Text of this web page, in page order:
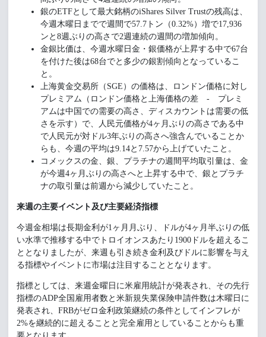
銀のETFとして最大銘柄のiShares Silver Trustの残高は、
今週木曜日までで週間で57.7トン（0.32%）増で17,936
ンと8週ぶりの高さで2週連続の週間の増加傾向。
金銀比価は、今週水曜日金・銀価格が上昇する中で67台
を付けた後は68台でと多少の銀割傾向となっているこ
と。
上海黄金交易所（SGE）の価格は、ロンドン価格に対し
プレミアム（ロンドン価格と上海価格の差 - プレミ
アムは中国での需要の高さ、ディスカウントは需要の低
さを示す）で、人民元価格が4ヶ月ぶりの高さである中
で人民元が対ドル3年ぶりの高さへ強含んでいることか
らも、今週の平均は9.14と7.57から上げていたこと。
コメックスの金、銀、プラチナの週間平均取引量は、金
が今週4ヶ月ぶりの高さへと上昇する中で、銀とプラチ
ナの取引量は前週から減少していたこと。
来週の主要イベント及び主要経済指標
今週金相場は長期金利が1ヶ月月ぶり、ドルが4ヶ月半ぶりの低
い水準で推移する中でトロイオンスあたり1900ドルを超えるこ
ととなりましたが、来週も引き続き金利及びドルに影響を与え
る指標やイベントに市場は注目することとなります。
指標としては、来週金曜日に米雇用統計が発表され、その先行
指標のADP全国雇用者数と米新規失業保険申請件数は木曜日に
発表され、FRBがゼロ金利政策継続の条件としてインフレが
2%を継続的に超えることと完全雇用としていることからも重